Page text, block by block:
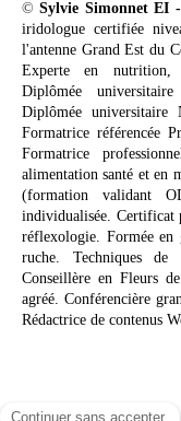
©Sylvie Simonnet EI
iridologue certifiée
l'antenne Grand Est du
Experte en nutrition,
Diplômée universitaire
Diplômée universitaire
Formatrice référencée
Formatrice
alimentation santé et en
(formation validant
individualisée. Certificat
réflexologie. Formée en
ruche. Techniques de
Conseillère en Fleurs
agréé. Conférencière
Rédactrice de contenus